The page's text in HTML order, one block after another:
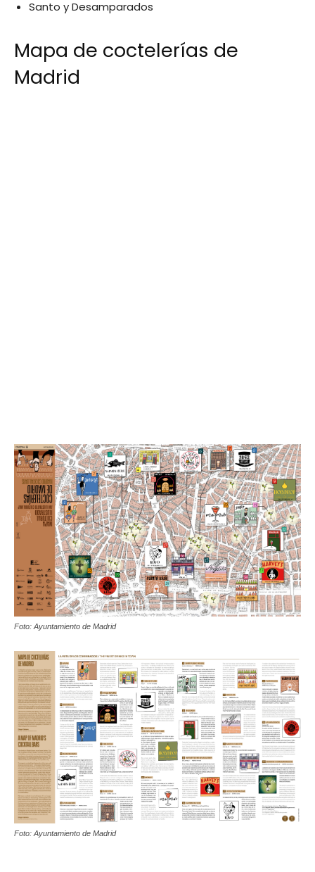
Santo y Desamparados
Mapa de coctelerías de
Madrid
Foto: Ayuntamiento de Madrid
Foto: Ayuntamiento de Madrid